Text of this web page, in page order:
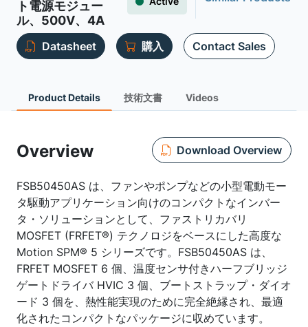
ト電源モジュー
ル、500V、4A
Datasheet 購入 Contact Sales
Product Details 技術文書 Videos
Overview Download Overview
FSB50450AS は、ファンやポンプなどの小型電動モー
タ駆動アプリケーション向けのコンパクトなインバー
タ・ソリューションとして、ファストリカバリ
MOSFET (FRFET®) テクノロジをベースにした高度な
Motion SPM® 5 シリーズです。FSB50450AS は、
FRFET MOSFET 6 個、温度センサ付きハーフブリッジ
ゲートドライバ HVIC 3 個、ブートストラップ・ダイオ
ード 3 個を、熱性能実現のために完全絶縁され、最適
化されたコンパクトなパッケージに収めています。